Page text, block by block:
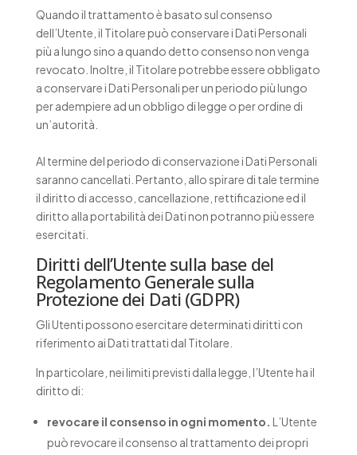
Quando il trattamento è basato sul consenso
dell’Utente, il Titolare può conservare i Dati Personali
più a lungo sino a quando detto consenso non venga
revocato. Inoltre, il Titolare potrebbe essere obbligato
a conservare i Dati Personali per un periodo più lungo
per adempiere ad un obbligo di legge o per ordine di
un’autorità.
Al termine del periodo di conservazione i Dati Personali
saranno cancellati. Pertanto, allo spirare di tale termine
il diritto di accesso, cancellazione, rettificazione ed il
diritto alla portabilità dei Dati non potranno più essere
esercitati.
Diritti dell’Utente sulla base del
Regolamento Generale sulla
Protezione dei Dati (GDPR)
Gli Utenti possono esercitare determinati diritti con
riferimento ai Dati trattati dal Titolare.
In particolare, nei limiti previsti dalla legge, l’Utente ha il
diritto di:
revocare il consenso in ogni momento. L’Utente
può revocare il consenso al trattamento dei propri